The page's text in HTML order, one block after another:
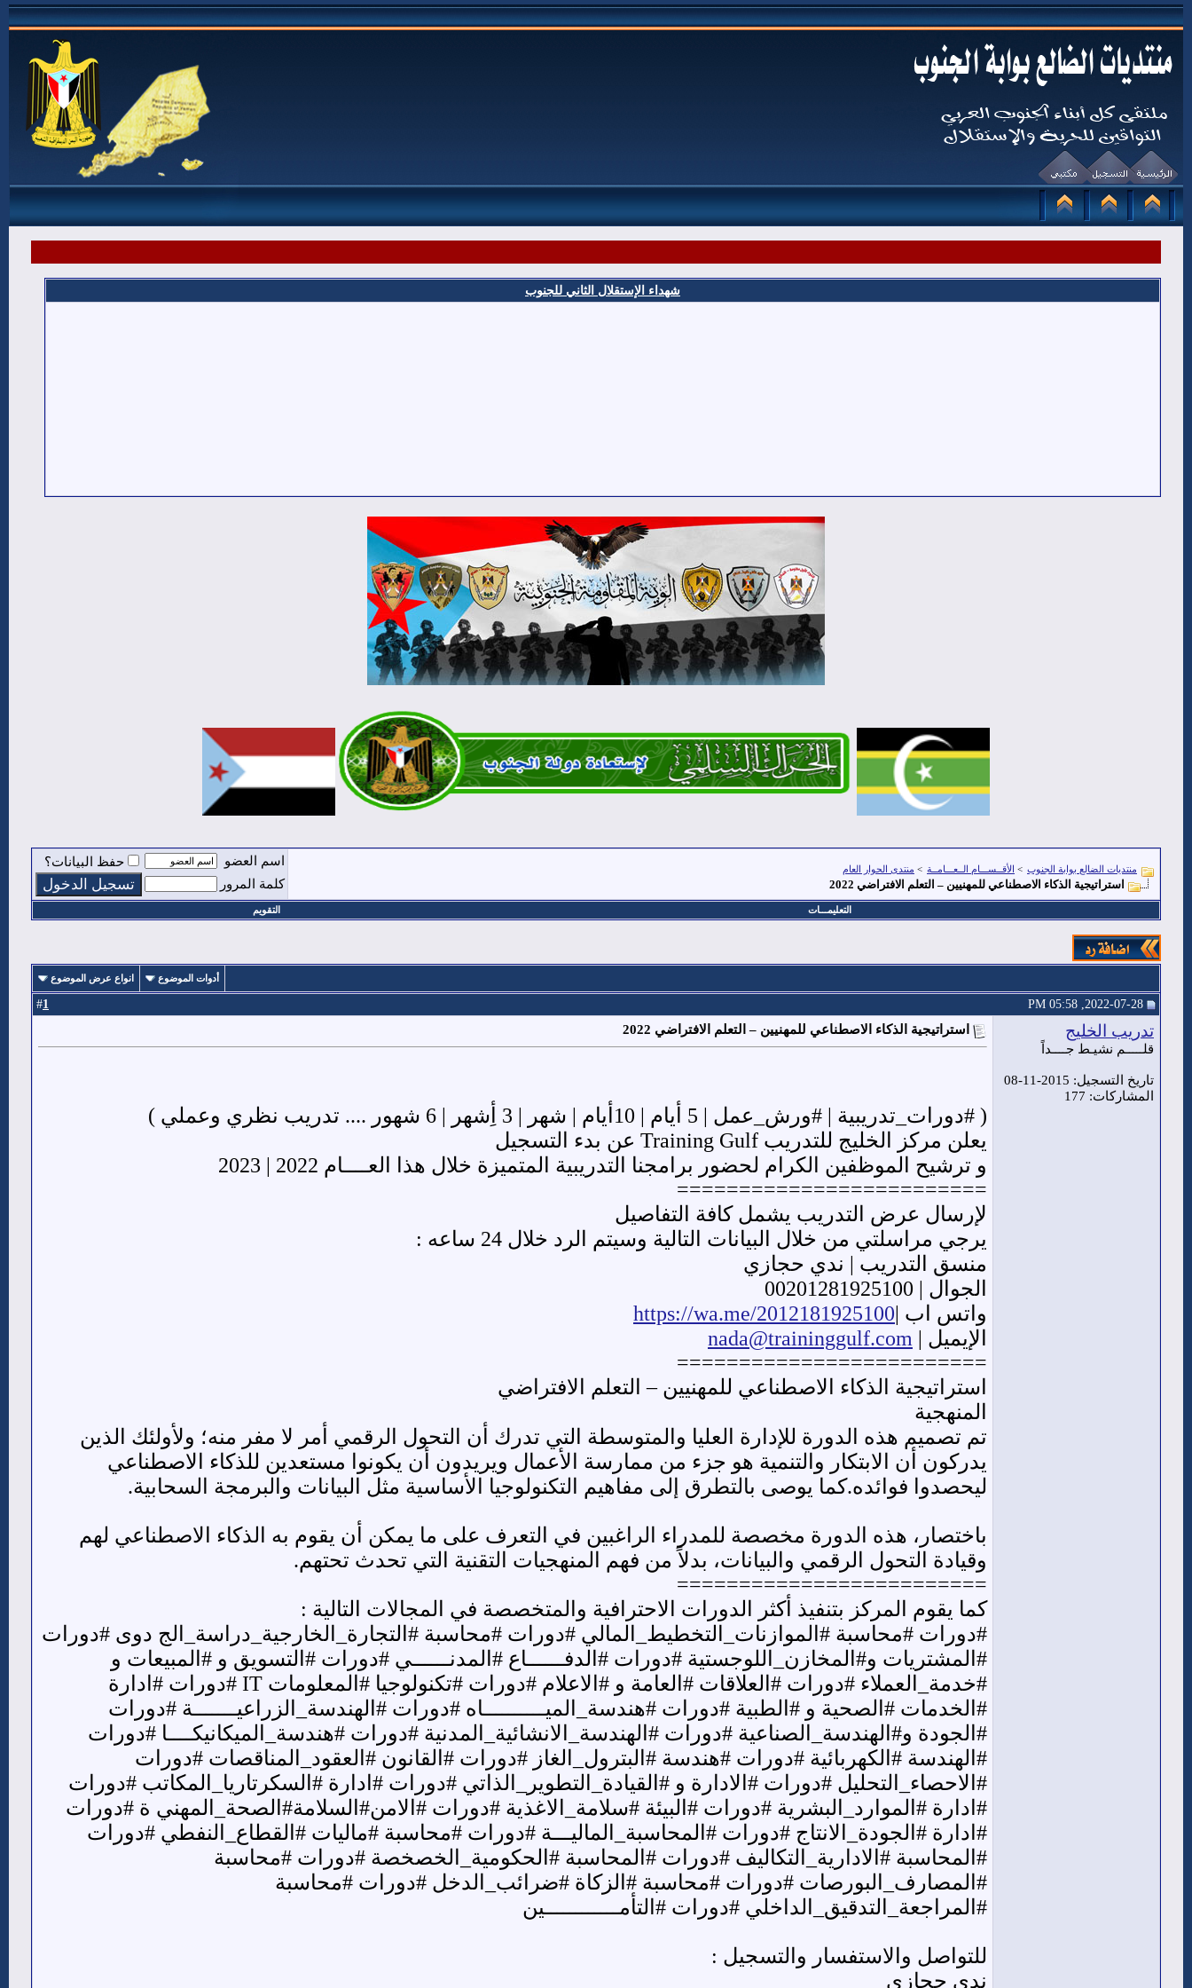
شهداء الإستقلال الثاني للجنوب
منتديات الضالع بوابة الجنوب > الأقــســـام الــعـــامــة > منتدى الحوار العام
استراتيجية الذكاء الاصطناعي للمهنيين – التعلم الافتراضي 2022
اسم العضو
حفظ البيانات؟
كلمة المرور
التعليمـــات التقويم
أدوات الموضوع انواع عرض الموضوع
1
تدريب الخليج
قلـــــم نشيـط جــــداً
تاريخ التسجيل: 2015-11-08
المشاركات: 177
استراتيجية الذكاء الاصطناعي للمهنيين – التعلم الافتراضي 2022
( #دورات_تدريبية | #ورش_عمل | 5 أيام | 10أيام | شهر | 3 أِشهر | 6 شهور .... تدريب نظري وعملي )
يعلن مركز الخليج للتدريب Training Gulf عن بدء التسجيل
و ترشيح الموظفين الكرام لحضور برامجنا التدريبية المتميزة خلال هذا العــــام 2022 | 2023
=========================
لإرسال عرض التدريب يشمل كافة التفاصيل
يرجي مراسلتي من خلال البيانات التالية وسيتم الرد خلال 24 ساعه :
منسق التدريب | ندي حجازي
الجوال | 00201281925100
واتس اب |https://wa.me/2012181925100
الإيميل | nada@traininggulf.com
=========================
استراتيجية الذكاء الاصطناعي للمهنيين – التعلم الافتراضي
المنهجية
تم تصميم هذه الدورة للإدارة العليا والمتوسطة التي تدرك أن التحول الرقمي أمر لا مفر منه؛ ولأولئك الذين
يدركون أن الابتكار والتنمية هو جزء من ممارسة الأعمال ويريدون أن يكونوا مستعدين للذكاء الاصطناعي
ليحصدوا فوائده.كما يوصى بالتطرق إلى مفاهيم التكنولوجيا الأساسية مثل البيانات والبرمجة السحابية.
باختصار، هذه الدورة مخصصة للمدراء الراغبين في التعرف على ما يمكن أن يقوم به الذكاء الاصطناعي لهم
وقيادة التحول الرقمي والبيانات، بدلاً من فهم المنهجيات التقنية التي تحدث تحتهم.
=========================
كما يقوم المركز بتنفيذ أكثر الدورات الاحترافية والمتخصصة في المجالات التالية :
#دورات #محاسبة #الموازنات_التخطيط_المالي #دورات #محاسبة #التجارة_الخارجية_دراسة_الج دوى #دورات
#المشتريات و#المخازن_اللوجستية #دورات #الدفــــــاع #المدنــــــي #دورات #التسويق و #المبيعات و
#خدمة_العملاء #دورات #العلاقات #العامة و #الاعلام #دورات #تكنولوجيا #المعلومات IT #دورات #ادارة
#الخدمات #الصحية و #الطبية #دورات #هندسة_الميــــــــــاه #دورات #الهندسة_الزراعيـــــــة #دورات
#الجودة و#الهندسة_الصناعية #دورات #الهندسة_الانشائية_المدنية #دورات #هندسة_الميكانيكــــا #دورات
#الهندسة #الكهربائية #دورات #هندسة #البترول_الغاز #دورات #القانون #العقود_المناقصات #دورات
#الاحصاء_التحليل #دورات #الادارة و #القيادة_التطوير_الذاتي #دورات #ادارة #السكرتاريا_المكاتب #دورات
#ادارة #الموارد_البشرية #دورات #البيئة #سلامة_الاغذية #دورات #الامن#السلامة#الصحة_المهني ة #دورات
#ادارة #الجودة_الانتاج #دورات #المحاسبة_الماليـــة #دورات #محاسبة #ماليات #القطاع_النفطي #دورات
#المحاسبة #الادارية_التكاليف #دورات #المحاسبة #الحكومية_الخصخصة #دورات #محاسبة
#المصارف_البورصات #دورات #محاسبة #الزكاة #ضرائب_الدخل #دورات #محاسبة
#المراجعة_التدقيق_الداخلي #دورات #التأمــــــــــــين
للتواصل والاستفسار والتسجيل :
ندي حجازي